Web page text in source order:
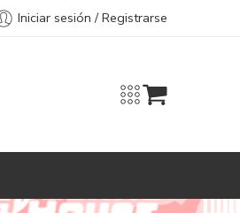
Iniciar sesión / Registrarse